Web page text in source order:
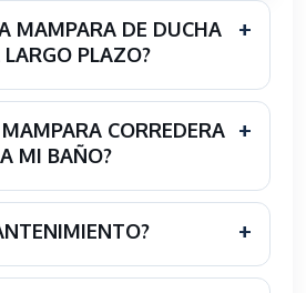
MAMPARA DE DUCHA
LARGO PLAZO?
CORREDERA
MI BAÑO?